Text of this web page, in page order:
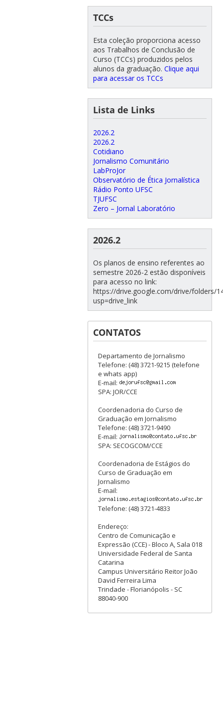
TCCs
Esta coleção proporciona acesso
aos Trabalhos de Conclusão de
Curso (TCCs) produzidos pelos
alunos da graduação. Clique aqui
para acessar os TCCs
Lista de Links
2026.2
2026.2
Cotidiano
Jornalismo Comunitário
LabProJor
Observatório de Ética Jornalística
Rádio Ponto UFSC
TJUFSC
Zero – Jornal Laboratório
2026.2
Os planos de ensino referentes ao
semestre 2026-2 estão disponíveis
para acesso no link:
https://drive.google.com/drive/folders/
usp=drive_link
CONTATOS
Departamento de Jornalismo
Telefone: (48) 3721-9215 (telefone
e whats app)
E-mail:
SPA: JOR/CCE
Coordenadoria do Curso de
Graduação em Jornalismo
Telefone: (48) 3721-9490
E-mail:
SPA: SECOGCOM/CCE
Coordenadoria de Estágios do
Curso de Graduação em
Jornalismo
E-mail:
Telefone: (48) 3721-4833
Endereço:
Centro de Comunicação e
Expressão (CCE) - Bloco A, Sala 018
Universidade Federal de Santa
Catarina
Campus Universitário Reitor João
David Ferreira Lima
Trindade - Florianópolis - SC
88040-900